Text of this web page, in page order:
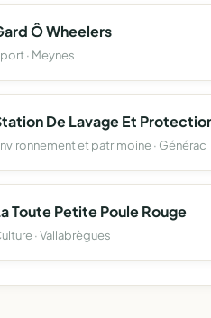
Ô Wheelers
· Meynes
et patrimoine · Générac
Toute Petite Poule Rouge
· Vallabrègues